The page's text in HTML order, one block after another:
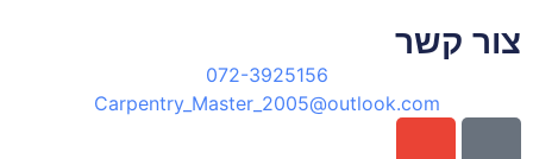
צור קשר
072-3925156
Carpentry_Master_2005@outlook.com